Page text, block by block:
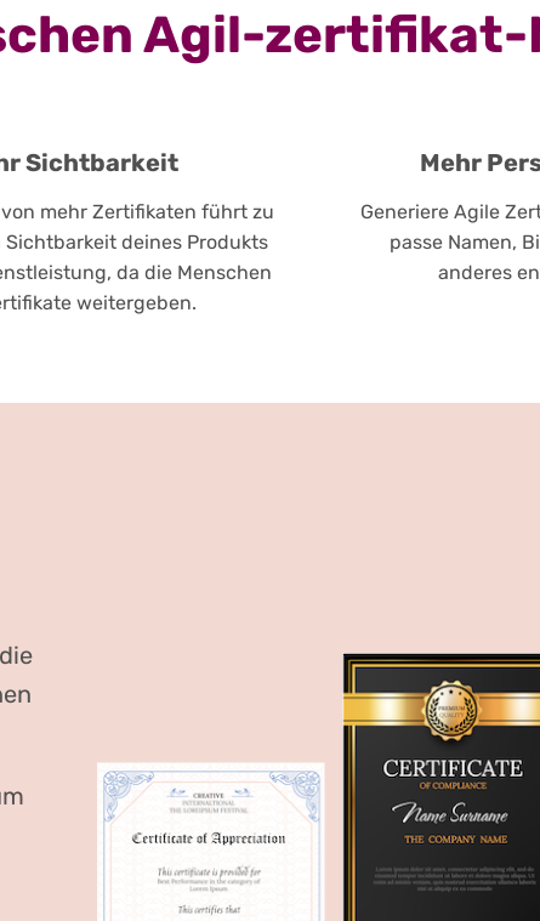
Agil-zertifikat-
Sichtbarkeit
mehr Zertifikaten führt zu
Sichtbarkeit deines Produkts
da die Menschen
weitergeben.
Mehr
Generiere Agile
passe Namen,
anderes